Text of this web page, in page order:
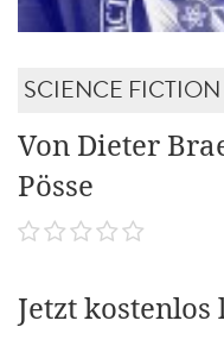
SCIENCE FICTION
Von Dieter
Pösse
Jetzt